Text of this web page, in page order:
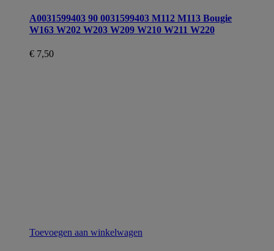
A0031599403 90 0031599403 M112 M113 Bougie
W163 W202 W203 W209 W210 W211 W220
€ 7,50
Toevoegen aan winkelwagen